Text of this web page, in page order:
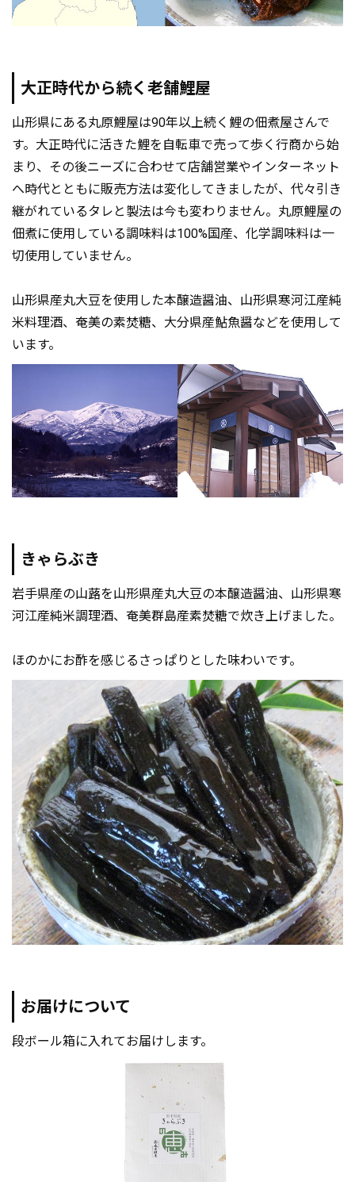
大正時代から続く老舗鯉屋
山形県にある丸原鯉屋は90年以上続く鯉の佃煮屋さんで
す。大正時代に活きた鯉を自転車で売って歩く行商から始
まり、その後ニーズに合わせて店舗営業やインターネット
へ時代とともに販売方法は変化してきましたが、代々引き
継がれているタレと製法は今も変わりません。丸原鯉屋の
佃煮に使用している調味料は100%国産、化学調味料は一
切使用していません。
山形県産丸大豆を使用した本醸造醤油、山形県寒河江産純
米料理酒、奄美の素焚糖、大分県産鮎魚醤などを使用して
います。
きゃらぶき
岩手県産の山蕗を山形県産丸大豆の本醸造醤油、山形県寒
河江産純米調理酒、奄美群島産素焚糖で炊き上げました。
ほのかにお酢を感じるさっぱりとした味わいです。
お届けについて
段ボール箱に入れてお届けします。